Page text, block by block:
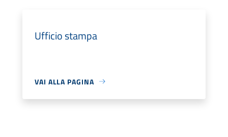
Ufficio stampa
VAI ALLA PAGINA